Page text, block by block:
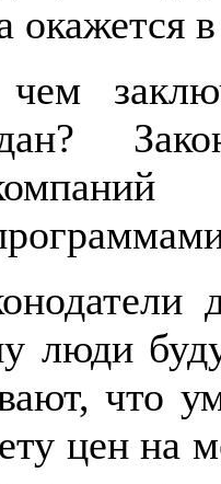
окажется
люди
что
цен на